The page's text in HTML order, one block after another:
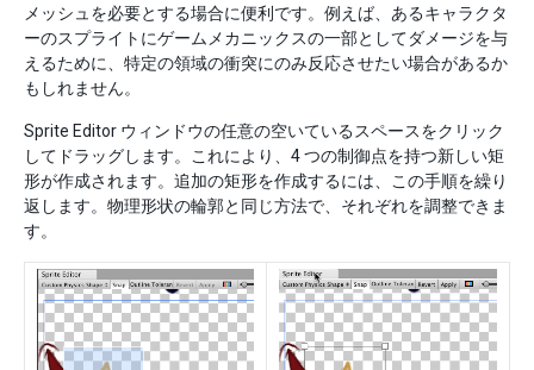
メッシュを必要とする場合に便利です。例えば、あるキャラクタ
ーのスプライトにゲームメカニックスの一部としてダメージを与
えるために、特定の領域の衝突にのみ反応させたい場合があるか
もしれません。
Sprite Editor ウィンドウの任意の空いているスペースをクリック
してドラッグします。これにより、4 つの制御点を持つ新しい矩
形が作成されます。追加の矩形を作成するには、この手順を繰り
返します。物理形状の輪郭と同じ方法で、それぞれを調整できま
す。